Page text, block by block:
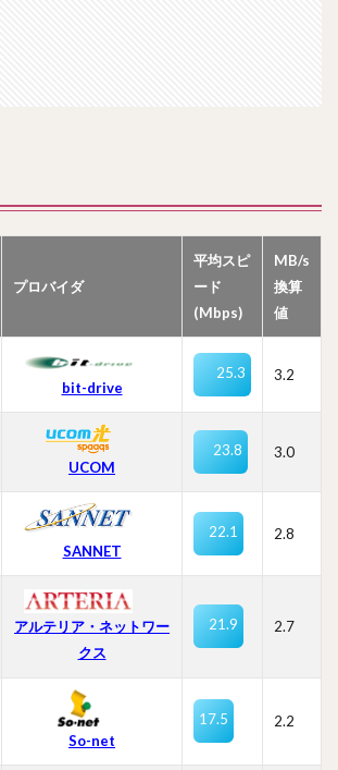
プロバイダ
平均スピ
ード
(Mbps)
MB/s
換算
値
bit-drive
25.3 3.2
UCOM
23.8 3.0
SANNET
22.1 2.8
アルテリア・ネットワー
クス
21.9 2.7
So-net
17.5 2.2